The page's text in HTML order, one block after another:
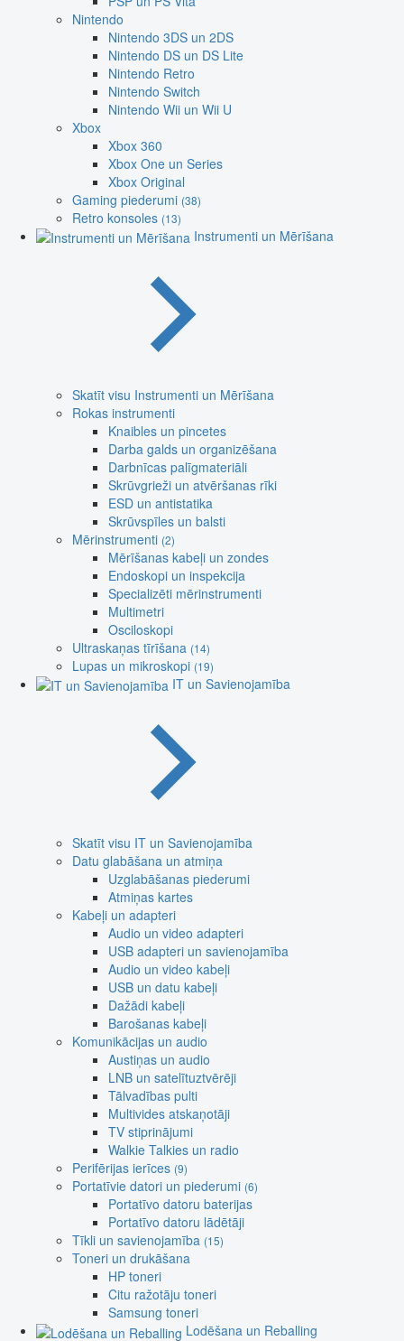
Nintendo
Nintendo 3DS un 2DS
Nintendo DS un DS Lite
Nintendo Retro
Nintendo Switch
Nintendo Wii un Wii U
Xbox
Xbox 360
Xbox One un Series
Xbox Original
Gaming piederumi (38)
Retro konsoles (13)
Instrumenti un Mērīšana
Skatīt visu Instrumenti un Mērīšana
Rokas instrumenti
Knaibles un pincetes
Darba galds un organizēšana
Darbnīcas palīgmateriāli
Skrūvgrieži un atvēršanas rīki
ESD un antistatika
Skrūvspīles un balsti
Mērinstrumenti (2)
Mērīšanas kabeļi un zondes
Endoskopi un inspekcija
Specializēti mērinstrumenti
Multimetri
Osciloskopi
Ultraskaņas tīrīšana (14)
Lupas un mikroskopi (19)
IT un Savienojamība
Skatīt visu IT un Savienojamība
Datu glabāšana un atmiņa
Uzglabāšanas piederumi
Atmiņas kartes
Kabeļi un adapteri
Audio un video adapteri
USB adapteri un savienojamība
Audio un video kabeļi
USB un datu kabeļi
Dažādi kabeļi
Barošanas kabeļi
Komunikācijas un audio
Austiņas un audio
LNB un satelītuztvērēji
Tālvadības pulti
Multivides atskaņotāji
TV stiprinājumi
Walkie Talkies un radio
Perifērijas ierīces (9)
Portatīvie datori un piederumi (6)
Portatīvo datoru baterijas
Portatīvo datoru lādētāji
Tīkli un savienojamība (15)
Toneri un drukāšana
HP toneri
Citu ražotāju toneri
Samsung toneri
Lodēšana un Reballing